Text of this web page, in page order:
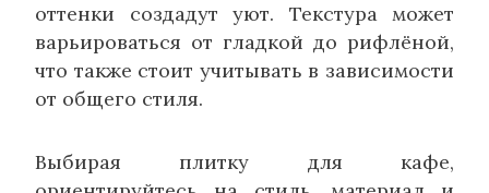
оттенки создадут уют. Текстура может
варьироваться от гладкой до рифлёной,
что также стоит учитывать в зависимости
от общего стиля.
Выбирая плитку для кафе,